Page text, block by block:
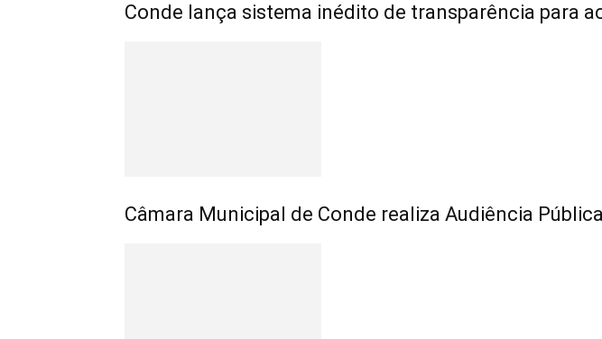
Conde lança sistema inédito de transparência para
Câmara Municipal de Conde realiza Audiência